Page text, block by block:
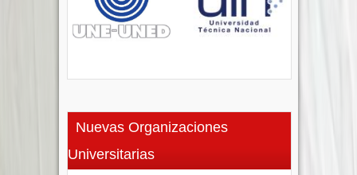
Nuevas Organizaciones
Universitarias